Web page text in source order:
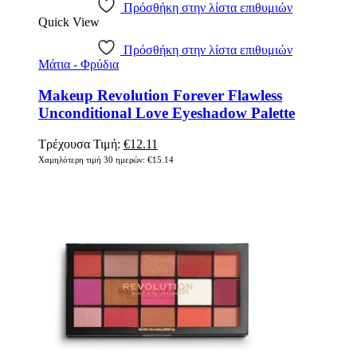
Πρόσθήκη στην λίστα επιθυμιών
Quick View
Πρόσθήκη στην λίστα επιθυμιών
Μάτια - Φρύδια
Makeup Revolution Forever Flawless
Unconditional Love Eyeshadow Palette
Τρέχουσα Τιμή: Original
price
€12.11
τρέχουσα
Χαμηλότερη τιμή 30 ημερών: €15.14